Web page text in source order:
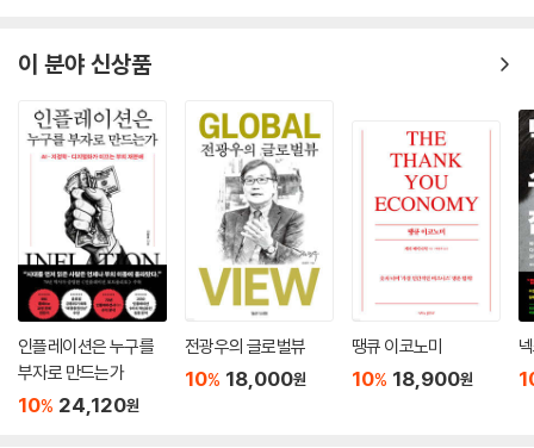
이 분야 신상품
인플레이션은 누구를
부자로 만드는가
10% 24,120원
전광우의 글로벌뷰
10% 18,000원
땡큐 이코노미
10% 18,900원